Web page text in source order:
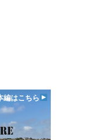
編はこちら